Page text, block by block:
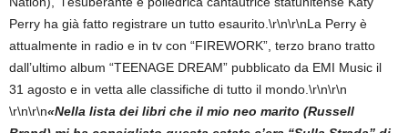
Perry ha già fatto registrare un tutto esaurito.\r\n\r\nLa Perry è
attualmente in radio e in tv con “FIREWORK”, terzo brano tratto
dall’ultimo album “TEENAGE DREAM” pubblicato da EMI Music il
31 agosto e in vetta alle classifiche di tutto il mondo.\r\n\r\n
\r\n\r\n«Nella lista dei libri che il mio neo marito (Russell